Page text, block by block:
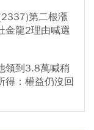
第二根漲
金龍2理由喊選
領到3.8萬喊稍
：權益仍沒回